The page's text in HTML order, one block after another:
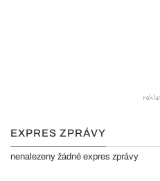
EXPRES ZPRÁVY
nenalezeny žádné expres zprávy